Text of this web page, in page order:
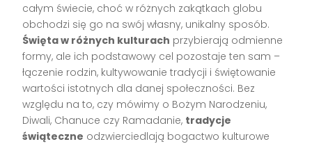
całym świecie, choć w różnych zakątkach globu
obchodzi się go na swój własny, unikalny sposób.
Święta w różnych kulturach przybierają odmienne
formy, ale ich podstawowy cel pozostaje ten sam –
łączenie rodzin, kultywowanie tradycji i świętowanie
wartości istotnych dla danej społeczności. Bez
względu na to, czy mówimy o Bożym Narodzeniu,
Diwali, Chanuce czy Ramadanie, tradycje
świąteczne odzwierciedlają bogactwo kulturowe